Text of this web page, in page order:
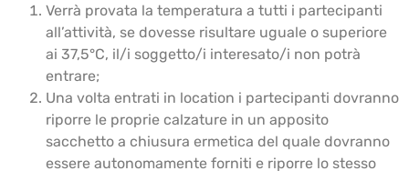
Verrà provata la temperatura a tutti i partecipanti
all’attività, se dovesse risultare uguale o superiore
ai 37,5°C, il/i soggetto/i interesato/i non potrà
entrare;
Una volta entrati in location i partecipanti dovranno
riporre le proprie calzature in un apposito
sacchetto a chiusura ermetica del quale dovranno
essere autonomamente forniti e riporre lo stesso